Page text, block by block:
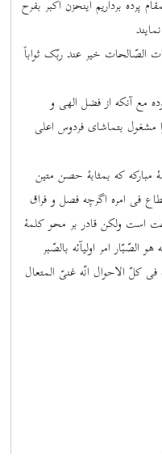
پرده برداریم اینحزن اکبر بفرح
الصّالحات خیر عند ربّک ثواباً
مع آنکه از فضل الهی و
بتماشای فردوس اعلی
مبارکه که بمثابۀ حصن متین
فی امره اگرچه فصل و فراق
است ولکن قادر بر محو کلمۀ
الصّبّار امر اولیآئه بالصّبر
کلّ الاحوال انّه غنیّ المتعال